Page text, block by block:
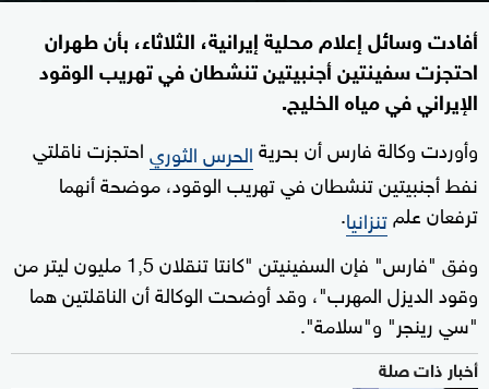
أفادت وسائل إعلام محلية إيرانية، الثلاثاء، بأن طهران
احتجزت سفينتين أجنبيتين تنشطان في تهريب الوقود
الإيراني في مياه الخليج.
وأوردت وكالة فارس أن بحريةالحرس الثورياحتجزت ناقلتي
نفط أجنبيتين تنشطان في تهريب الوقود، موضحة أنهما
ترفعان علمتنزانيا.
وفق "فارس" فإن السفينيتن "كانتا تنقلان 1,5 مليون ليتر من
وقود الديزل المهرب"، وقد أوضحت الوكالة أن الناقلتين هما
"سي رينجر" و"سلامة".
أخبار ذات صلة